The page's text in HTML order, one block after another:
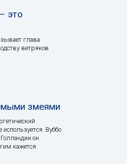
это
глава
ветряков
змеями
используется. Вуббо
он
кажется